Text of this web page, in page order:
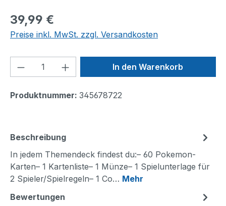
Regulärer Preis:
39,99 €
Preise inkl. MwSt. zzgl. Versandkosten
Produkt Anzahl: Gib denIn den Warenkorb
Produktnummer: 345678722
Beschreibung
In jedem Themendeck findest du:– 60 Pokemon-
Karten– 1 Kartenliste– 1 Münze– 1 Spielunterlage für
2 Spieler/Spielregeln– 1 Co… Mehr
Bewertungen